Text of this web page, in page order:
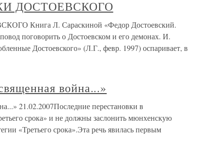
ДОСТОЕВСКОГО
Книга Л. Сараскиной «Федор Достоевский.
поговорить о Достоевском и его демонах. И.
Достоевского» (Л.Г., февр. 1997) оспаривает, в
война...»
21.02.2007Последние перестановки в
срока» и не должны заслонить мюнхенскую
«Третьего срока».Эта речь явилась первым